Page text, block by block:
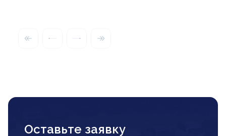
Оставьте заявку